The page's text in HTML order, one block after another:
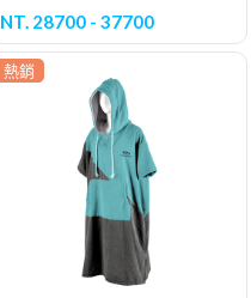
NT. 28700 - 37700
熱銷